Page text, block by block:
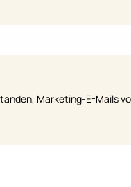
Marketing-E-Mails